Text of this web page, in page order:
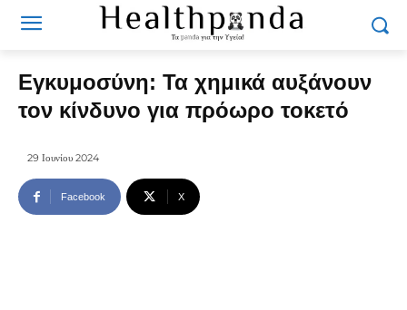
Εγκυμοσύνη: Τα χημικά αυξάνουν
τον κίνδυνο για πρόωρο τοκετό
29 Ιουνίου 2024
Facebook X